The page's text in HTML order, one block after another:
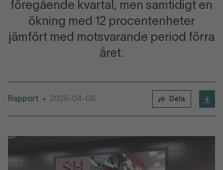
föregående kvartal, men samtidigt en
ökning med 12 procentenheter
jämfört med motsvarande period förra
året.
Rapport • 2026-04-08 Dela